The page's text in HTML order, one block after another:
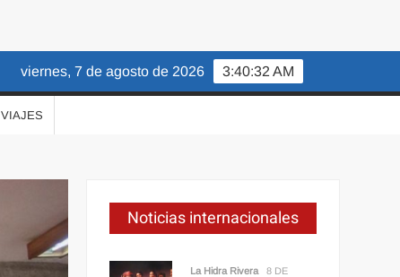
3:40:33 AM
viernes, 7 de agosto de 2026
VIAJES
Noticias internacionales
La Hidra Rivera
8 DE